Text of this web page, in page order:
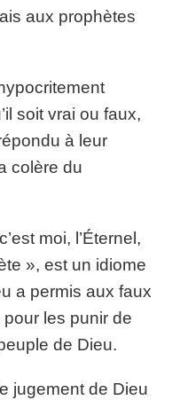
aux prophètes
soit vrai ou faux,
à leur
colère du
moi, l’Éternel,
», est un idiome
a permis aux faux
pour les punir de
de Dieu.
jugement de Dieu